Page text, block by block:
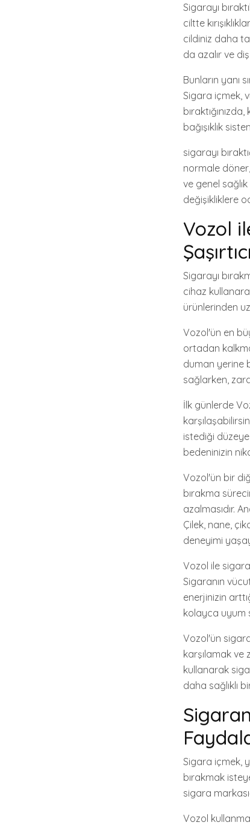
Sigarayı
ciltte
cildiniz daha
da azalır ve
Bunların yanı
Sigara içmek,
bağışıklık
sigarayı
normale
ve genel
değişikliklere
Vozol
Sigarayı
cihaz
ürünlerinden
Vozol'ün en
ortadan
duman yerine
sağlarken,
İlk günlerde
istediği
bedeninizin
Vozol'ün bir
bırakma
azalmasıdır.
Çilek, nane,
deneyimi
Vozol ile
Sigaranın
enerjinizin
kolayca uyum
Vozol'ün
karşılamak ve
kullanarak
daha sağlıklı
Sigara içmek,
bırakmak
sigara
Vozol